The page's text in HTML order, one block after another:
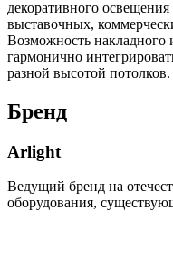
декоративного
выставочных,
Возможность накладного
гармонично
разной высотой потолков.
Бренд
Arlight
Ведущий бренд на
оборудования,